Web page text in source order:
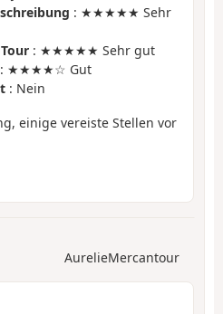
: ★★★★★ Sehr
: ★★★★★ Sehr gut
: ★★★★☆ Gut
: Nein
einige vereiste Stellen vor
AurelieMercantour